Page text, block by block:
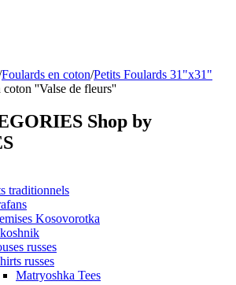
Foulards en coton/Petits Foulards 31"x31"
coton ''Valse de fleurs''
Shop by
traditionnels
Kosovorotka
russes
russes
Matryoshka Tees